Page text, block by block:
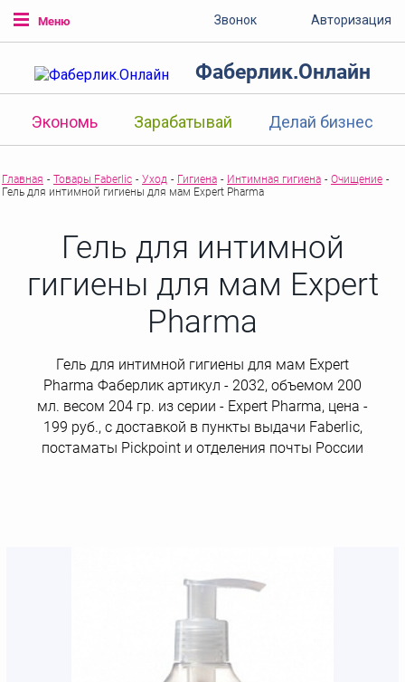
Меню Звонок Авторизация
Фаберлик.Онлайн
Экономь Зарабатывай Делай бизнес
Главная - Товары Faberlic - Уход - Гигиена - Интимная гигиена - Очищение -
Гель для интимной гигиены для мам Expert Pharma
Гель для интимной
гигиены для мам Expert
Pharma
Гель для интимной гигиены для мам Expert
Pharma Фаберлик артикул - 2032, объемом 200
мл. весом 204 гр. из серии - Expert Pharma, цена -
199 руб., с доставкой в пункты выдачи Faberlic,
постаматы Рickpoint и отделения почты России